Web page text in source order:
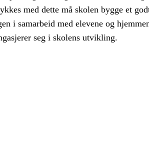
med dette må skolen bygge et
i samarbeid med elevene og
seg i skolens utvikling.